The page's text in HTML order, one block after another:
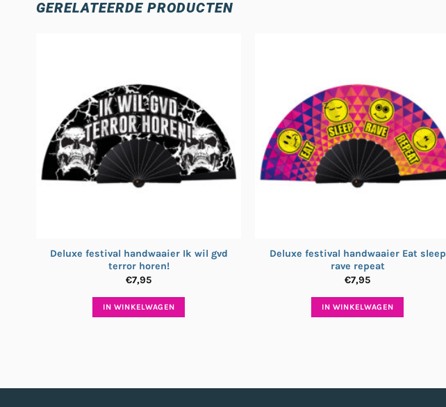
GERELATEERDE PRODUCTEN
Deluxe festival handwaaier Ik wil gvd
terror horen!
€7,95
IN WINKELWAGEN
Deluxe festival handwaaier Eat sleep
rave repeat
€7,95
IN WINKELWAGEN